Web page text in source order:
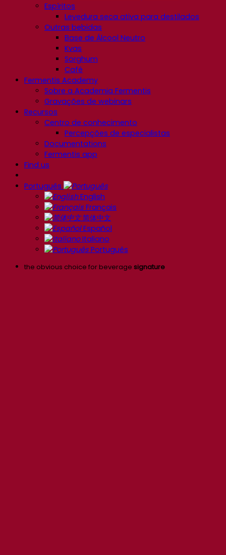
Espíritos
Levedura seca ativa para destilados
Outras bebidas
Base de Álcool Neutro
Kvas
Sorghum
Café
Fermentis Academy
Sobre a Academia Fermentis
Gravações de webinars
Recursos
Centro de conhecimento
Percepções de especialistas
Documentations
Fermentis app
Find us
Português
English
Français
简体中文
Español
Italiano
Português
the obvious choice for beverage signature